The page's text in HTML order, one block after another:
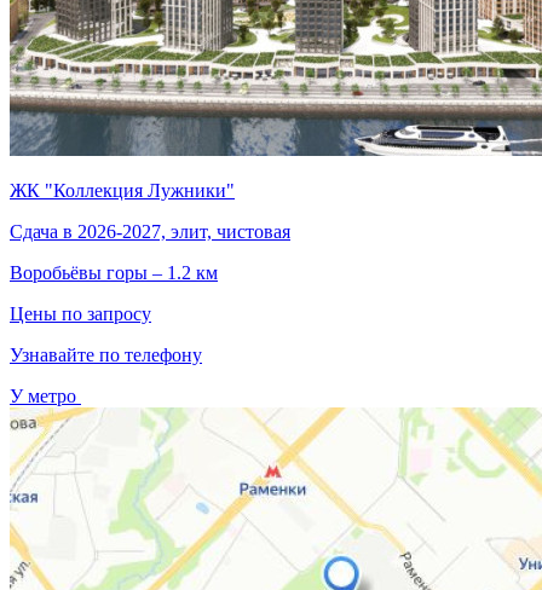
ЖК "Коллекция Лужники"
Сдача в 2026-2027, элит, чистовая
Воробьёвы горы – 1.2 км
Цены по запросу
Узнавайте по телефону
У метро